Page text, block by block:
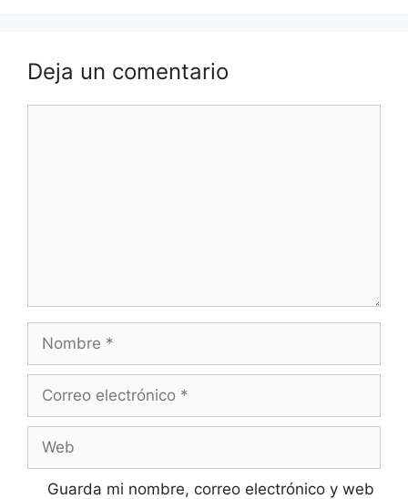
Deja un comentario
electrónico
Guarda mi nombre, correo electrónico y web